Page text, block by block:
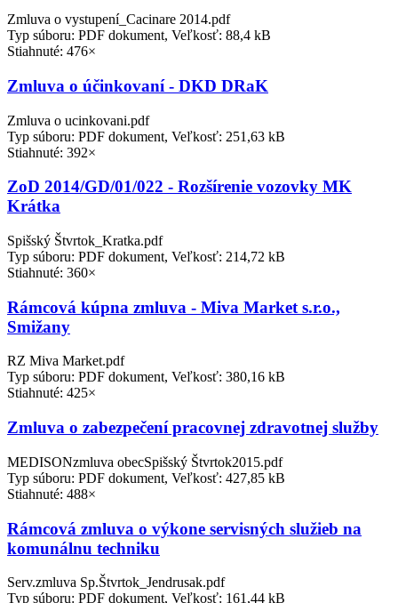
Zmluva o vystupení_Cacinare 2014.pdf
Typ súboru: PDF dokument, Veľkosť: 88,4 kB
Stiahnuté: 476×
Zmluva o účinkovaní - DKD DRaK
Zmluva o ucinkovani.pdf
Typ súboru: PDF dokument, Veľkosť: 251,63 kB
Stiahnuté: 392×
ZoD 2014/GD/01/022 - Rozšírenie vozovky MK
Krátka
Spišský Štvrtok_Kratka.pdf
Typ súboru: PDF dokument, Veľkosť: 214,72 kB
Stiahnuté: 360×
Rámcová kúpna zmluva - Miva Market s.r.o.,
Smižany
RZ Miva Market.pdf
Typ súboru: PDF dokument, Veľkosť: 380,16 kB
Stiahnuté: 425×
Zmluva o zabezpečení pracovnej zdravotnej služby
MEDISONzmluva obecSpišský Štvrtok2015.pdf
Typ súboru: PDF dokument, Veľkosť: 427,85 kB
Stiahnuté: 488×
Rámcová zmluva o výkone servisných služieb na
komunálnu techniku
Serv.zmluva Sp.Štvrtok_Jendrusak.pdf
Typ súboru: PDF dokument, Veľkosť: 161,44 kB